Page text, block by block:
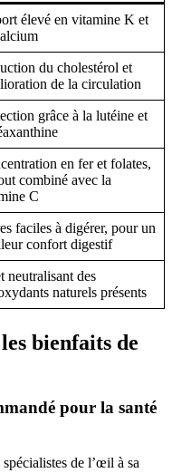
élevé en vitamine K et
du cholestérol et
de la circulation
grâce à la lutéine et
en fer et folates,
combiné avec la
C
faciles à digérer, pour un
confort digestif
neutralisant des
naturels présents
bienfaits de
pour la santé
de l’œil à sa